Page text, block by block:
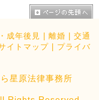
成年後見 離婚
交通
イトマップ
プライバ
星原法律事務所